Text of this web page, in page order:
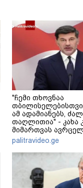
"ჩემი თხოვნაა
ამ ადამიანებს,
თაღლითია" - კახა
მიმართვას
palitravideo.ge